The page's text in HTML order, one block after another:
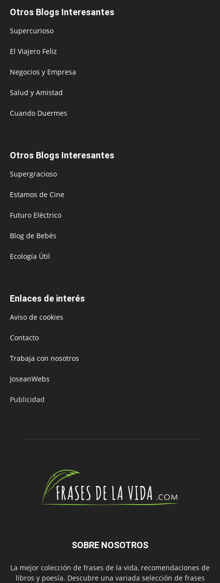
Otros Blogs Interesantes
Supercurioso
El Viajero Feliz
Negocios y Empresa
Salud y Amistad
Cuando Duermes
Otros Blogs Interesantes
Supergracioso
Estamos de Cine
Futuro Eléctrico
Blog de Bebés
Ecología Útil
Enlaces de interés
Aviso de cookies
Contacto
Trabaja con nosotros
JoseanWebs
Publicidad
SOBRE NOSOTROS
La mejor colección de frases de la vida, recomendaciones de
libros y poesía. Descubre una variada selección de frases